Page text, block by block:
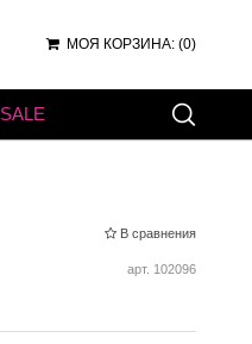
МОЯ КОРЗИНА: (0)
В сравнения
арт. 102096
SALE